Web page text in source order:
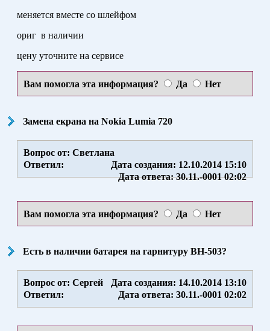
меняется вместе со шлейфом
ориг в наличии
цену уточните на сервисе
Вам помогла эта информация? Да Нет
Замена екрана на Nokia Lumia 720
Вопрос от: Светлана
Дата создания: 12.10.2014 15:10
Ответил:
Дата ответа: 30.11.-0001 02:02
Вам помогла эта информация? Да Нет
Есть в наличии батарея на гарнитуру BH-503?
Вопрос от: Сергей
Дата создания: 14.10.2014 13:10
Ответил:
Дата ответа: 30.11.-0001 02:02